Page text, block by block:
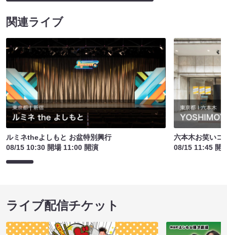
関連ライブ
ルミネtheよしもと お盆特別興行
08/15 10:30 開場 11:00 開演
六本木お笑いコ
08/15 11:45 開
ライブ配信チケット